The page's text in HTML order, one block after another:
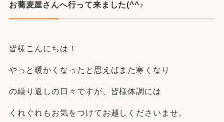
お蕎麦屋さんへ行って来ました(^^♪
皆様こんにちは！
やっと暖かくなったと思えばまた寒くなり
の繰り返しの日々ですが、皆様体調には
くれぐれもお気をつけてお越しくださいませ。